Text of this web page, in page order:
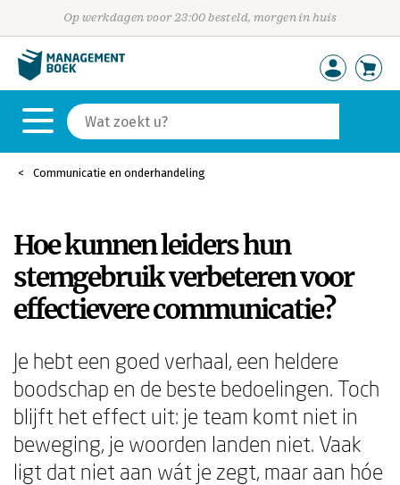
Op werkdagen voor 23:00 besteld, morgen in huis
Communicatie en onderhandeling
Hoe kunnen leiders hun
stemgebruik verbeteren voor
effectievere communicatie?
Je hebt een goed verhaal, een heldere
boodschap en de beste bedoelingen. Toch
blijft het effect uit: je team komt niet in
beweging, je woorden landen niet. Vaak
ligt dat niet aan wát je zegt, maar aan hóe